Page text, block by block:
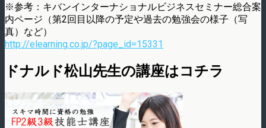
※参考：キバンインターナショナルビジネスセミナー総合案
内ページ（第2回目以降の予定や過去の勉強会の様子（写
真）など）
http://elearning.co.jp/?page_id=15331
ドナルド松山先生の講座はコチラ